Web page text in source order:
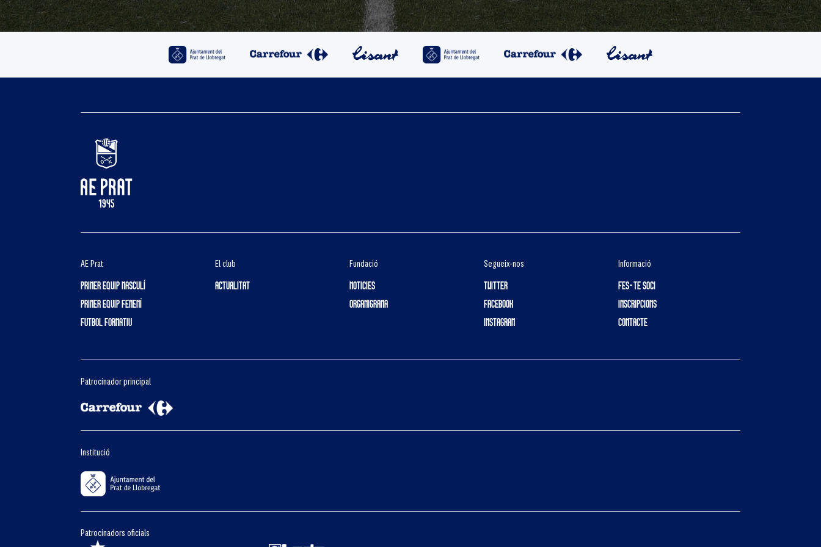
AE Prat
PRIMER EQUIP MASCULÍ
PRIMER EQUIP FEMENÍ
FUTBOL FORMATIU
El club
ACTUALITAT
Fundació
NOTICIES
ORGANIGRAMA
Segueix-nos
TWITTER
FACEBOOK
INSTAGRAM
Informació
FES-TE SOCI
INSCRIPCIONS
CONTACTE
Patrocinador principal
Institució
Patrocinadors oficials